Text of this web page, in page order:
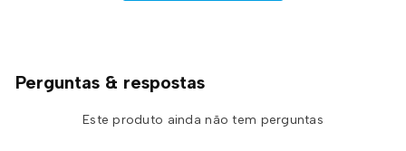
Perguntas & respostas
Este produto ainda não tem perguntas